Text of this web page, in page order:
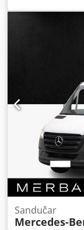
prijenosa:
ABS,
kompresor,
upravljač,
Sandučar
Mercedes-